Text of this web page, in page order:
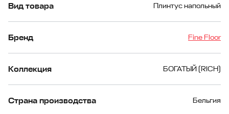
Вид товара Плинтус напольный
Бренд Fine Floor
Коллекция БОГАТЫЙ (RICH)
Страна производства Бельгия